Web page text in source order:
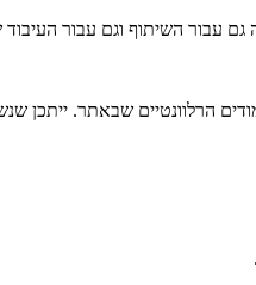
השיתוף וגם עבור העיבוד
הרלוונטיים שבאתר.